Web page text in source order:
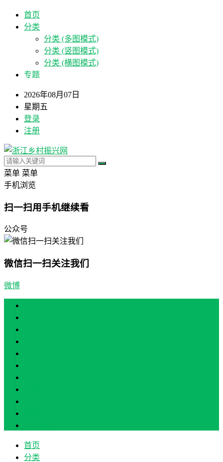
首页
分类
分类 (多图模式)
分类 (竖图模式)
分类 (横图模式)
专题
2026年08月07日
星期五
登录
注册
菜单 菜单
手机浏览
扫一扫用手机继续看
公众号
微信扫一扫关注我们
微博
首页
分类